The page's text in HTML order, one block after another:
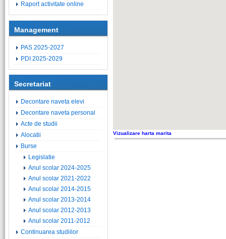
Raport activitate online
Management
PAS 2025-2027
PDI 2025-2029
Secretariat
Decontare naveta elevi
Decontare naveta personal
Acte de studii
Alocatii
Burse
Legislatie
Anul scolar 2024-2025
Anul scolar 2021-2022
Anul scolar 2014-2015
Anul scolar 2013-2014
Anul scolar 2012-2013
Anul scolar 2011-2012
Continuarea studiilor
Vizualizare harta marita